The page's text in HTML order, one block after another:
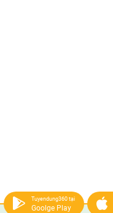
Tuyendung360 tại
Goolge Play